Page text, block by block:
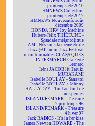
HMNEWS Collection
printemps été 2010
HMNEWS Collection
printemps été 2012
HMNEWS Nouveautés août
décembre 2009
HONDA HRV Joy Machine
Hubert-Félix THIÉFAINE -
Scandale mélancolique
IAM - Nés sous la même étoile
iJazz @ London Jazz Festival
incontournables CLASSIQUES
INTERMARCHÉ la Ferté
Bernard
Irène JACOB lit Haruki
MURAKAMI
Isabelle BOULAY - Sans toi
Isabelle BOULAY + Johnny
HALLYDAY - Tout au bout de
nos peines
ISLAND/REMARK - Treasure
2 printemps 96
ISLAND/REMARK - Treasure
4 hiver 97
Jack RADICS - It's in her kiss
James Newton HOWARD - The